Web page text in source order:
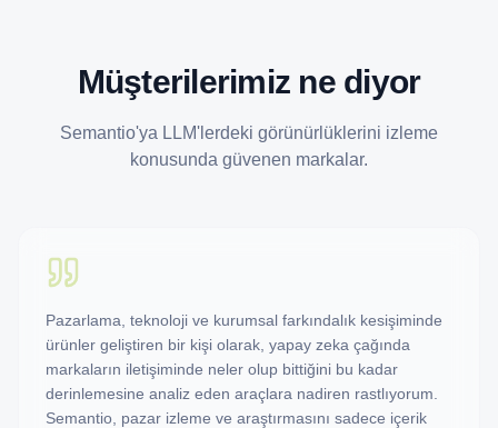
Müşterilerimiz ne diyor
Semantio'ya LLM'lerdeki görünürlüklerini izleme
konusunda güvenen markalar.
Pazarlama, teknoloji ve kurumsal farkındalık kesişiminde
ürünler geliştiren bir kişi olarak, yapay zeka çağında
markaların iletişiminde neler olup bittiğini bu kadar
derinlemesine analiz eden araçlara nadiren rastlıyorum.
Semantio, pazar izleme ve araştırmasını sadece içerik